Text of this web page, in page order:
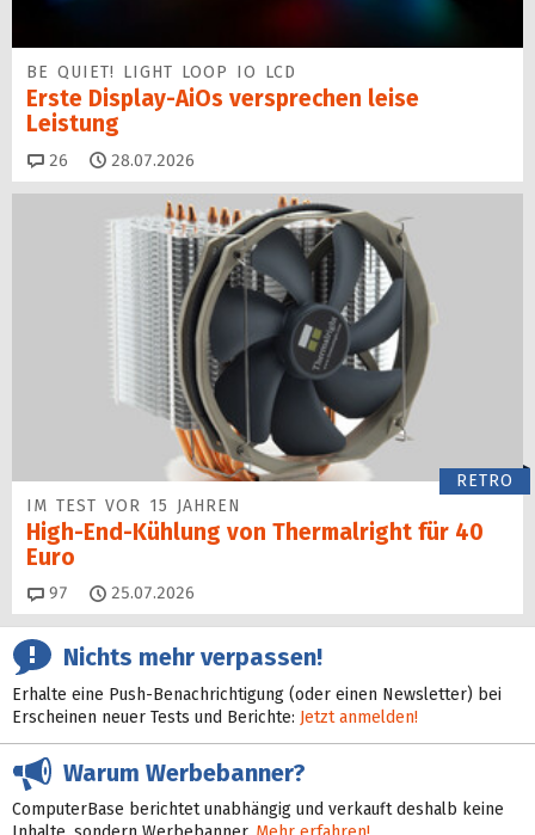
BE QUIET! LIGHT LOOP IO LCD
Erste Display-AiOs versprechen leise
Leistung
26 Kommentare
28.07.2026
RETRO
IM TEST VOR 15 JAHREN
High-End-Kühlung von Thermalright für 40
Euro
97 Kommentare
25.07.2026
Nichts mehr verpassen!
Erhalte eine Push-Benachrichtigung (oder einen Newsletter) bei
Erscheinen neuer Tests und Berichte: Jetzt anmelden!
Warum Werbebanner?
ComputerBase berichtet unabhängig und verkauft deshalb keine